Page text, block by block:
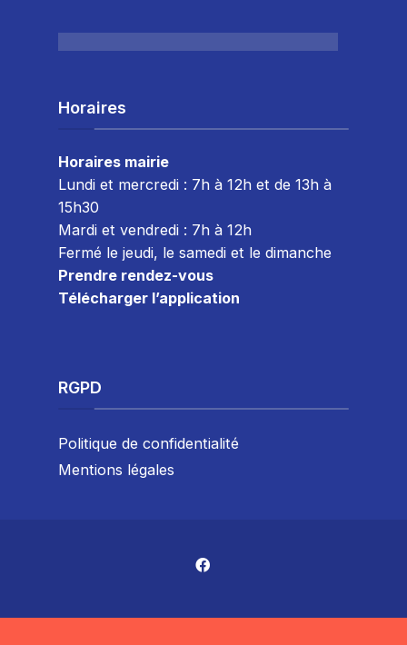
Horaires
Horaires mairie
Lundi et mercredi : 7h à 12h et de 13h à
15h30
Mardi et vendredi : 7h à 12h
Fermé le jeudi, le samedi et le dimanche
Prendre rendez-vous
Télécharger l’application
RGPD
Politique de confidentialité
Mentions légales